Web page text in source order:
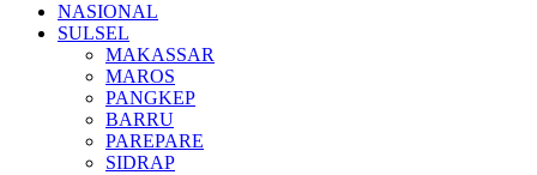
NASIONAL
SULSEL
MAKASSAR
MAROS
PANGKEP
BARRU
PAREPARE
SIDRAP